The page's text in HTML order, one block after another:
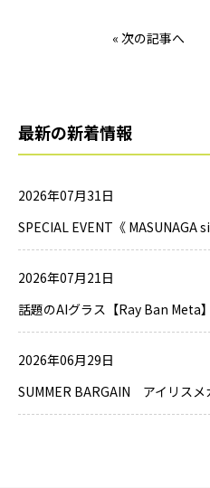
« 次の記事へ
最新の新着情報
2026年07月31日
SPECIAL EVENT《 MASUNAGA
2026年07月21日
話題のAIグラス【Ray Ban Meta】
2026年06月29日
SUMMER BARGAIN アイリスメ